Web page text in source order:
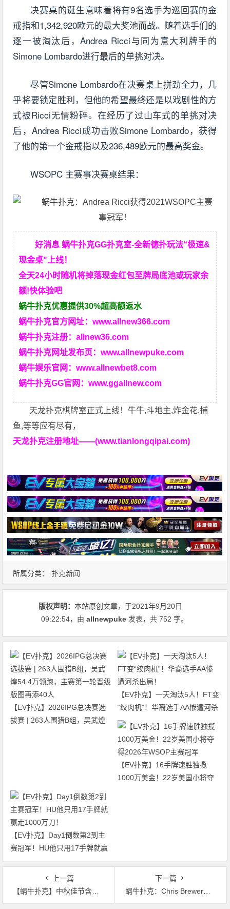
决赛桌的诞生意味着将有9名选手为巡回赛的金
戒指和1,342,920欧元的最大奖池而战。随着选手们的
逐一被淘汰后，Andrea Ricci与同为意大利牌手的
Simone Lombardo进行最后的单挑对决。
尽管Simone Lombardo在决赛桌上拼劲全力，几
乎将要锁定胜利，但他的希望最终还是以戏剧性的方
式被Ricci无情粉碎。在经历了过山车式的单挑对决
后，Andrea Ricci成功击败Simone Lombardo，获得
了他的第一个金戒指以及236,489欧元的最高奖金。
WSOPC 主赛事决赛桌结果：
好消息 蜗牛扑克GG扑克室-全新德扑玩法“极速&
现金桌"上线！
全天24小时随机将掉落现金红包至牌局底池或玩家余
额!快体验吧
蜗牛扑克优惠提供30%超高额返水
蜗牛扑克官方网址：www.allnew366.com
蜗牛扑克注册：allnew36.com
蜗牛扑克网址发布页：www.allnewpuke.com
蜗牛娱乐官网：www.allnewbet8.com
蜗牛扑克GG官网：www.ggallnew.com
天龙扑克棋牌室正式上线！牛牛,斗地主,炸金花,捕
鱼,等等应有尽有，
天龙扑克注册地址——(www.tianlongqipai.com)
所属分类： 扑克新闻
版权声明：本站原创文章，于2021年9月20日
09:22:54，由allnewpuke 发表，共 752 字。
【EV扑克】2026IPG总决赛选
拔赛 | 263人围猎B组，吴武煌
【EV扑克】一天淘汰5人！FT变
“绞肉机”！华裔选手AA惨遭河杀
出局！
【EV扑克】16手牌速胜独揽
1000万美金！22岁美国小将夺
【EV扑克】Day1倒数第2到主
赛冠军！HU他只用17手牌就赢
走1000万刀！
上一篇
【蜗牛扑克】中秋佳节含金量最高赛事～APL亚洲扑克联盟杯开始报名！泡沫保护豪送百台iPhone13
下一篇
蜗牛扑克：Chris Brewer崭露头角 获得扑克大师赛赛事#8冠军